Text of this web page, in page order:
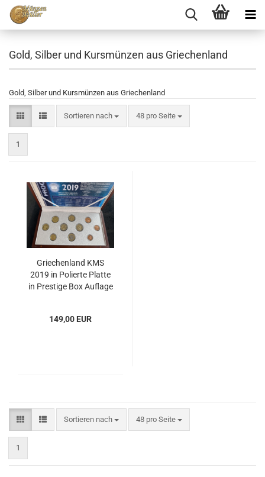
Gold, Silber und Kursmünzen aus Griechenland
Gold, Silber und Kursmünzen aus Griechenland
Sortieren nach 48 pro Seite
1
Griechenland KMS
2019 in Polierte Platte
in Prestige Box Auflage
149,00 EUR
Sortieren nach 48 pro Seite
1